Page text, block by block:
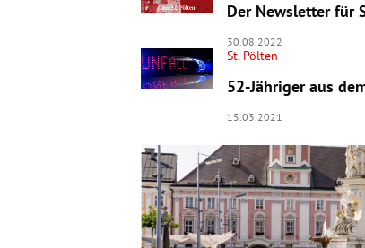
Der Newsletter für
30.08.2022
St. Pölten
52-Jähriger aus
15.03.2021